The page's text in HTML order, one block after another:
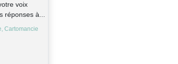
voix
réponses à...
Cartomancie